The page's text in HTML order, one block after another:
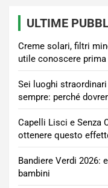
ULTIME
Creme solari, filtri
utile conoscere prima
Sei luoghi
sempre: perché
Capelli Lisci e Senza
ottenere questo
Bandiere Verdi 2026:
bambini